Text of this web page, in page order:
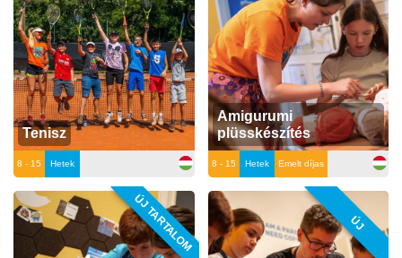
Tenisz
8 - 15 Hetek
Amigurumi
plüsskészítés
8 - 15 Hetek Emelt díjas
ÚJ TARTALOM ÚJ